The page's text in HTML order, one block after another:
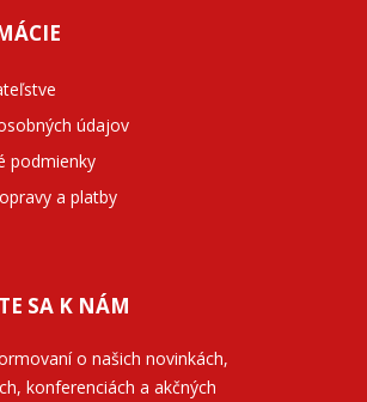
údajov
podmienky
a platby
SA K NÁM
o našich novinkách,
konferenciách a akčných